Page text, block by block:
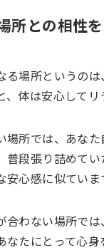
所との相性
る場所というの
、体は安心してリ
場所では、あな
普段張り詰めて
安心感に似ていま
合わない場所で
なたにとって心身